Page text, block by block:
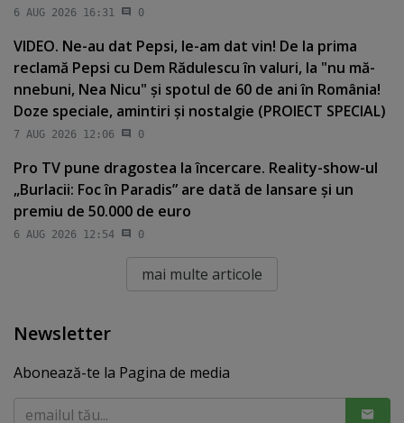
6 AUG 2026 16:31 0
VIDEO. Ne-au dat Pepsi, le-am dat vin! De la prima
reclamă Pepsi cu Dem Rădulescu în valuri, la "nu mă-
nnebuni, Nea Nicu" şi spotul de 60 de ani în România!
Doze speciale, amintiri şi nostalgie (PROIECT SPECIAL)
7 AUG 2026 12:06 0
Pro TV pune dragostea la încercare. Reality-show-ul
„Burlacii: Foc în Paradis” are dată de lansare şi un
premiu de 50.000 de euro
6 AUG 2026 12:54 0
mai multe articole
Newsletter
Abonează-te la Pagina de media